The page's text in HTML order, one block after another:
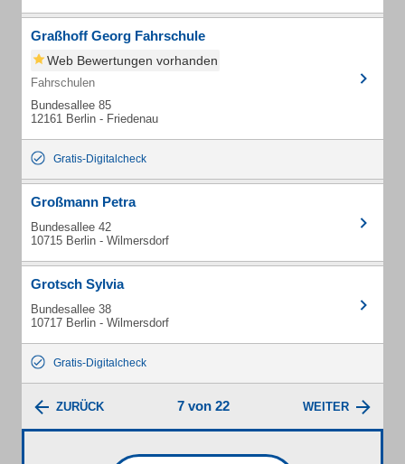
Graßhoff Georg Fahrschule
Web Bewertungen vorhanden
Fahrschulen
Bundesallee 85
12161 Berlin - Friedenau
Gratis-Digitalcheck
Großmann Petra
Bundesallee 42
10715 Berlin - Wilmersdorf
Grotsch Sylvia
Bundesallee 38
10717 Berlin - Wilmersdorf
Gratis-Digitalcheck
ZURÜCK 7 von 22 WEITER